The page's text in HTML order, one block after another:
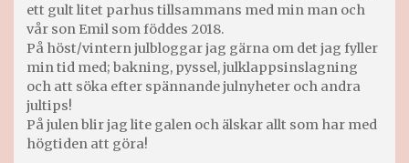
ett gult litet parhus tillsammans med min man och
vår son Emil som föddes 2018.
På höst/vintern julbloggar jag gärna om det jag fyller
min tid med; bakning, pyssel, julklappsinslagning
och att söka efter spännande julnyheter och andra
jultips!
På julen blir jag lite galen och älskar allt som har med
högtiden att göra!